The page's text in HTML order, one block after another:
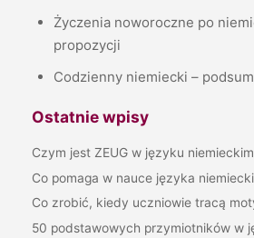
Życzenia noworoczne po
propozycji
Codzienny niemiecki –
Ostatnie wpisy
Czym jest ZEUG w języku
Co pomaga w nauce języka
Co zrobić, kiedy uczniowie tracą
50 podstawowych przymiotników w